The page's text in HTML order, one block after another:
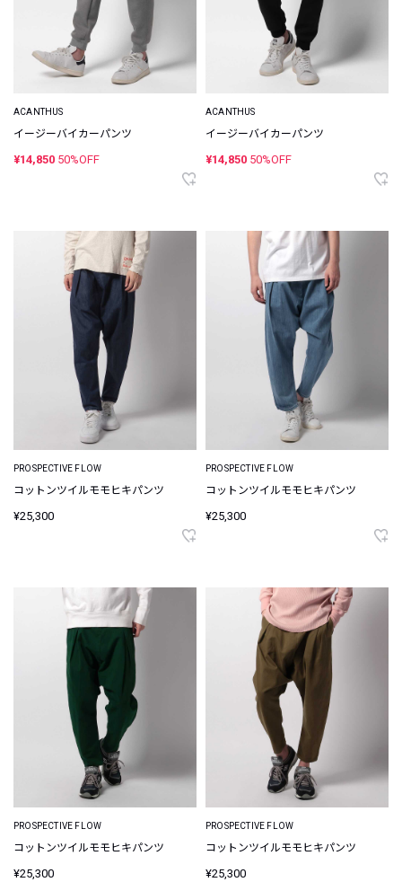
ACANTHUS
イージーバイカーパンツ
¥14,850 50%OFF
ACANTHUS
イージーバイカーパンツ
¥14,850 50%OFF
PROSPECTIVE FLOW
コットンツイルモモヒキパンツ
¥25,300
PROSPECTIVE FLOW
コットンツイルモモヒキパンツ
¥25,300
PROSPECTIVE FLOW
コットンツイルモモヒキパンツ
¥25,300
PROSPECTIVE FLOW
コットンツイルモモヒキパンツ
¥25,300